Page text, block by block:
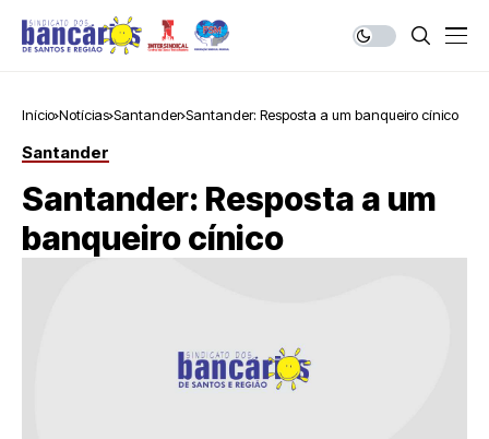
Início Notícias Santander Santander: Resposta a um banqueiro cínico
Santander
Santander: Resposta a um
banqueiro cínico